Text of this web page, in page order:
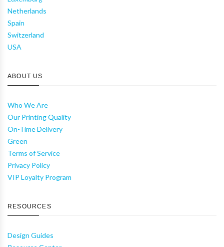
Netherlands
Spain
Switzerland
USA
ABOUT US
Who We Are
Our Printing Quality
On-Time Delivery
Green
Terms of Service
Privacy Policy
VIP Loyalty Program
RESOURCES
Design Guides